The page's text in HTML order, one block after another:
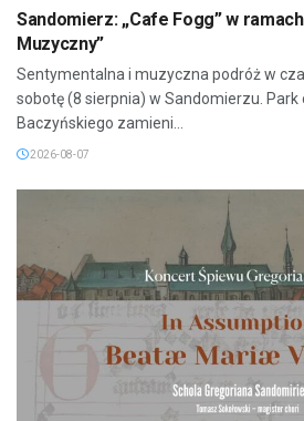
Sandomierz: „Cafe Fogg” w
Muzyczny”
Sentymentalna i muzyczna podróż w
sobotę (8 sierpnia) w Sandomierzu. Park
Baczyńskiego zamieni...
2026-08-07